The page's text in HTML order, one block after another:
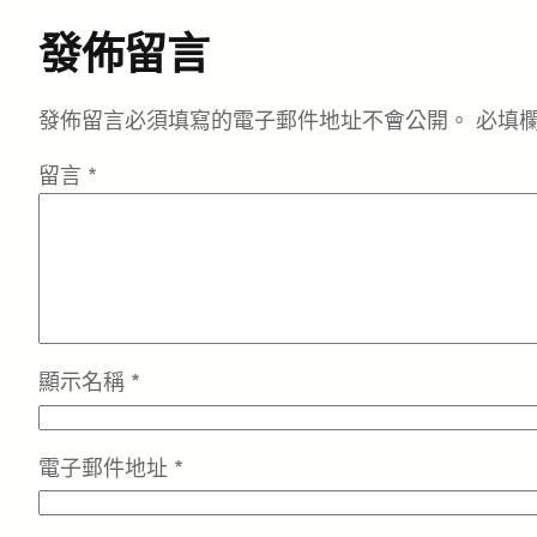
發佈留言
發佈留言必須填寫的電子郵件地址不會公開。 必填
留言 *
顯示名稱 *
電子郵件地址 *